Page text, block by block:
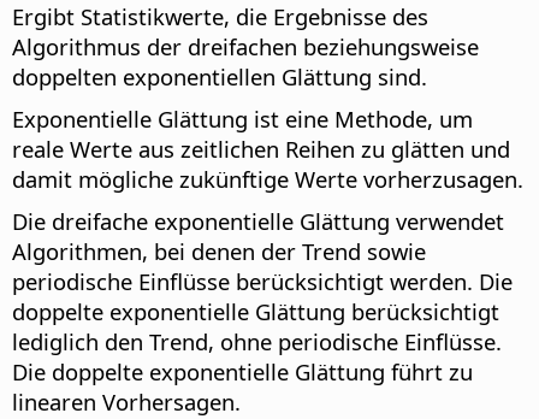
Ergibt Statistikwerte, die Ergebnisse des
Algorithmus der dreifachen beziehungsweise
doppelten exponentiellen Glättung sind.
Exponentielle Glättung ist eine Methode, um
reale Werte aus zeitlichen Reihen zu glätten und
damit mögliche zukünftige Werte vorherzusagen.
Die dreifache exponentielle Glättung verwendet
Algorithmen, bei denen der Trend sowie
periodische Einflüsse berücksichtigt werden. Die
doppelte exponentielle Glättung berücksichtigt
lediglich den Trend, ohne periodische Einflüsse.
Die doppelte exponentielle Glättung führt zu
linearen Vorhersagen.